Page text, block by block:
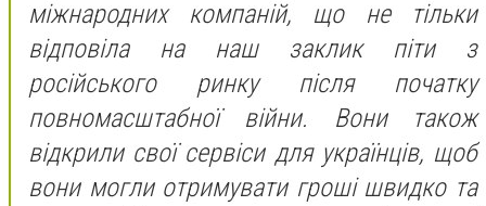
міжнародних компаній, що не тільки
відповіла на наш заклик піти з
російського ринку після початку
повномасштабної війни. Вони також
відкрили свої сервіси для українців, щоб
вони могли отримувати гроші швидко та